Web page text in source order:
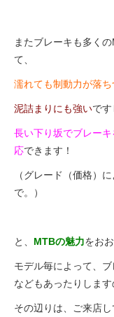
またブレーキも多く
て、
濡れても制動力が落ち
泥詰まりにも強いです
長い下り坂でブレー
応できます！
（グレード（価格）
で。）
と、 MTBの魅力をお
モデル毎によって、
などもあったりします
その辺りは、ご来店